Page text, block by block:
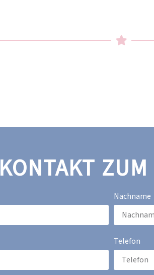
KONTAKT
Nachname
Telefon